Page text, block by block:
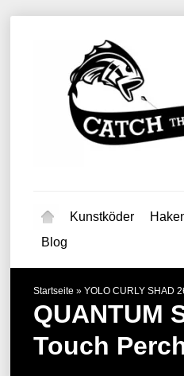
Kunstköder
Blog
Startseite » YOLO CURLY SHAD
QUANTUM
Touch